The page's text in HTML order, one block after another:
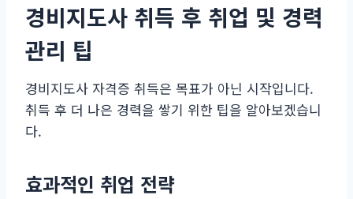
경비지도사 취득 후 취업 및 경력
관리 팁
경비지도사 자격증 취득은 목표가 아닌 시작입니다.
취득 후 더 나은 경력을 쌓기 위한 팁을 알아보겠습니
다.
효과적인 취업 전략